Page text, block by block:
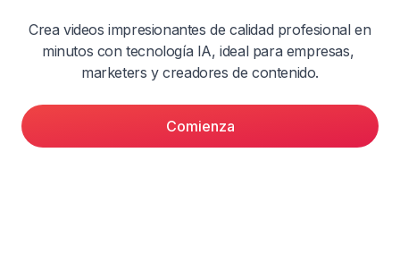
Crea videos impresionantes de calidad profesional en
minutos con tecnología IA, ideal para empresas,
marketers y creadores de contenido.
Comienza